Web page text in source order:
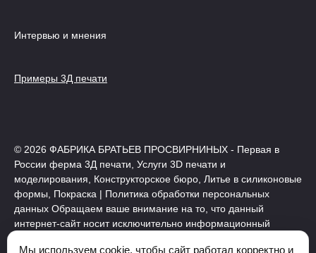
Интервью и мнения
Примеры 3Д печати
© 2026 ФАБРИКА БРАТЬЕВ ПРОСВИРНИНЫХ - Первая в
России ферма 3Д печати, Услуги 3D печати и
моделирования, Конструкторское бюро, Литье в силиконовые
формы, Покраска | Политика обработки персональных
данных Обращаем ваше внимание на то, что данный
интернет-сайт носит исключительно информационный
Мы используем cookie, чтобы сайт работал корректно и